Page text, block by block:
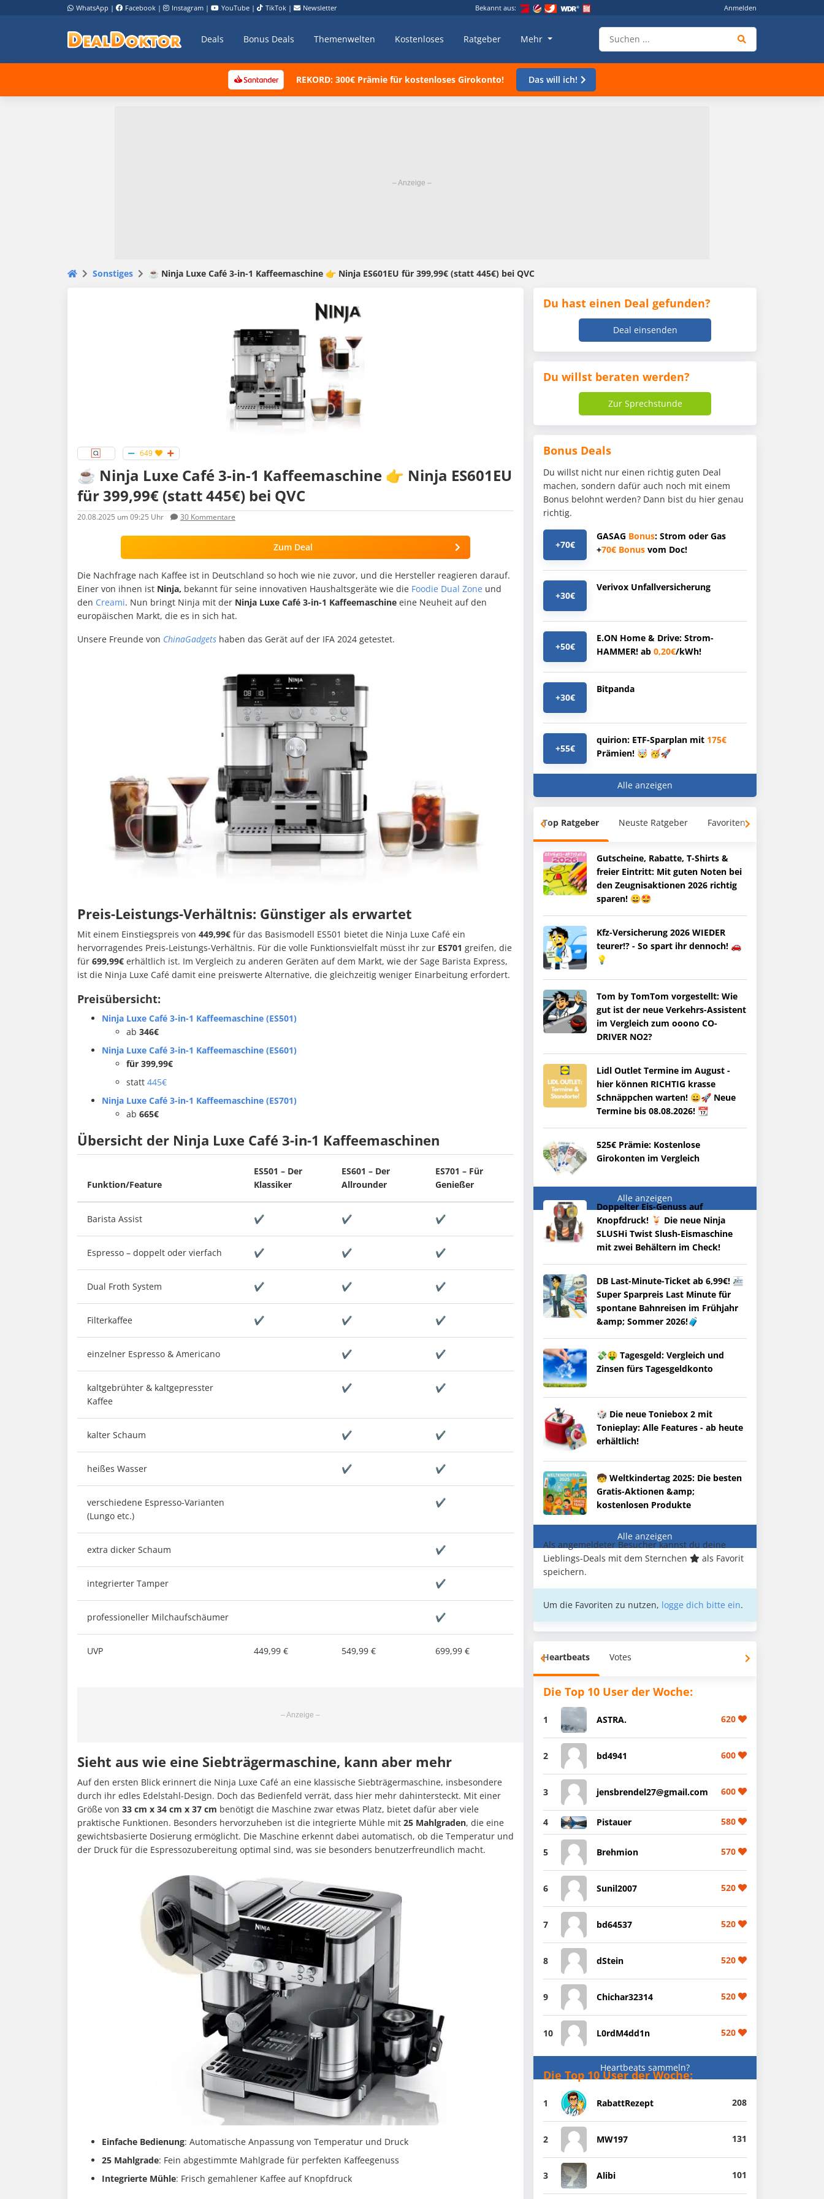
WhatsApp | Facebook | Instagram | YouTube | TikTok | Newsletter Bekannt aus: Anmelden
Deals Bonus Deals Themenwelten Kostenloses Ratgeber Mehr
REKORD: 300€ Prämie für kostenloses Girokonto! Das will ich!
Sonstiges ☕️ Ninja Luxe Café 3-in-1 Kaffeemaschine 👉 Ninja ES601EU für 399,99€ (statt 445€) bei QVC
649
☕️ Ninja Luxe Café 3-in-1 Kaffeemaschine 👉 Ninja ES601EU
für 399,99€ (statt 445€) bei QVC
20.08.2025 um 09:25 Uhr 30 Kommentare
Zum Deal
Die Nachfrage nach Kaffee ist in Deutschland so hoch wie nie zuvor, und die Hersteller reagieren darauf.
Einer von ihnen ist Ninja, bekannt für seine innovativen Haushaltsgeräte wie die Foodie Dual Zone und
den Creami. Nun bringt Ninja mit der Ninja Luxe Café 3-in-1 Kaffeemaschine eine Neuheit auf den
europäischen Markt, die es in sich hat.
Unsere Freunde von ChinaGadgets haben das Gerät auf der IFA 2024 getestet.
Preis-Leistungs-Verhältnis: Günstiger als erwartet
Mit einem Einstiegspreis von 449,99€ für das Basismodell ES501 bietet die Ninja Luxe Café ein
hervorragendes Preis-Leistungs-Verhältnis. Für die volle Funktionsvielfalt müsst ihr zur ES701 greifen, die
für 699,99€ erhältlich ist. Im Vergleich zu anderen Geräten auf dem Markt, wie der Sage Barista Express,
ist die Ninja Luxe Café damit eine preiswerte Alternative, die gleichzeitig weniger Einarbeitung erfordert.
Preisübersicht:
Ninja Luxe Café 3-in-1 Kaffeemaschine (ES501)
ab 346€
Ninja Luxe Café 3-in-1 Kaffeemaschine (ES601)
für 399,99€
statt 445€
Ninja Luxe Café 3-in-1 Kaffeemaschine (ES701)
ab 665€
Übersicht der Ninja Luxe Café 3-in-1 Kaffeemaschinen
Funktion/Feature
ES501 – Der
Klassiker
ES601 – Der
Allrounder
ES701 – Für
Genießer
Barista Assist ✔ ✔ ✔
Espresso – doppelt oder vierfach ✔ ✔ ✔
Dual Froth System ✔ ✔ ✔
Filterkaffee ✔ ✔ ✔
einzelner Espresso & Americano ✔ ✔
kaltgebrühter & kaltgepresster
Kaffee
✔ ✔
kalter Schaum ✔ ✔
heißes Wasser ✔ ✔
verschiedene Espresso-Varianten
(Lungo etc.)
✔
extra dicker Schaum ✔
integrierter Tamper ✔
professioneller Milchaufschäumer ✔
UVP 449,99 € 549,99 € 699,99 €
Sieht aus wie eine Siebträgermaschine, kann aber mehr
Auf den ersten Blick erinnert die Ninja Luxe Café an eine klassische Siebträgermaschine, insbesondere
durch ihr edles Edelstahl-Design. Doch das Bedienfeld verrät, dass hier mehr dahintersteckt. Mit einer
Größe von 33 cm x 34 cm x 37 cm benötigt die Maschine zwar etwas Platz, bietet dafür aber viele
praktische Funktionen. Besonders hervorzuheben ist die integrierte Mühle mit 25 Mahlgraden, die eine
gewichtsbasierte Dosierung ermöglicht. Die Maschine erkennt dabei automatisch, ob die Temperatur und
der Druck für die Espressozubereitung optimal sind, was sie besonders benutzerfreundlich macht.
Einfache Bedienung: Automatische Anpassung von Temperatur und Druck
25 Mahlgrade: Fein abgestimmte Mahlgrade für perfekten Kaffeegenuss
Integrierte Mühle: Frisch gemahlener Kaffee auf Knopfdruck
Du hast einen Deal gefunden?
Deal einsenden
Du willst beraten werden?
Zur Sprechstunde
Bonus Deals
Du willst nicht nur einen richtig guten Deal
machen, sondern dafür auch noch mit einem
Bonus belohnt werden? Dann bist du hier genau
richtig.
+70€
GASAG Bonus: Strom oder Gas
+70€ Bonus vom Doc!
+30€
Verivox Unfallversicherung
+50€
E.ON Home & Drive: Strom-
HAMMER! ab 0,20€/kWh!
+30€
Bitpanda
+55€
quirion: ETF-Sparplan mit 175€
Prämien! 🤯 🥳🚀
Alle anzeigen
Top Ratgeber Neuste Ratgeber Favoriten
Gutscheine, Rabatte, T-Shirts &
freier Eintritt: Mit guten Noten bei
den Zeugnisaktionen 2026 richtig
sparen! 😀🤩
Kfz-Versicherung 2026 WIEDER
teurer!? - So spart ihr dennoch! 🚗
💡
Tom by TomTom vorgestellt: Wie
gut ist der neue Verkehrs-Assistent
im Vergleich zum ooono CO-
DRIVER NO2?
Lidl Outlet Termine im August -
hier können RICHTIG krasse
Schnäppchen warten! 😀🚀 Neue
Termine bis 08.08.2026! 📆
525€ Prämie: Kostenlose
Girokonten im Vergleich
Alle anzeigen
Doppelter Eis-Genuss auf
Knopfdruck! 🍹 Die neue Ninja
SLUSHi Twist Slush-Eismaschine
mit zwei Behältern im Check!
DB Last-Minute-Ticket ab 6,99€! 🚈
Super Sparpreis Last Minute für
spontane Bahnreisen im Frühjahr
&amp; Sommer 2026!🧳
💸🤑 Tagesgeld: Vergleich und
Zinsen fürs Tagesgeldkonto
🎲 Die neue Toniebox 2 mit
Tonieplay: Alle Features - ab heute
erhältlich!
🧒 Weltkindertag 2025: Die besten
Gratis-Aktionen &amp;
kostenlosen Produkte
Alle anzeigen
Als angemeldeter Besucher kannst du deine
Lieblings-Deals mit dem Sternchen
als Favorit
speichern.
Um die Favoriten zu nutzen, logge dich bitte ein.
Heartbeats Votes
Die Top 10 User der Woche:
1 ASTRA. 620
2 bd4941 600
3 jensbrendel27@gmail.com 600
4 Pistauer 580
5 Brehmion 570
6 Sunil2007 520
7 bd64537 520
8 dStein 520
9 Chichar32314 520
10 L0rdM4dd1n 520
Heartbeats sammeln?
Die Top 10 User der Woche:
1 RabattRezept 208
2 MW197 131
3 Alibi 101